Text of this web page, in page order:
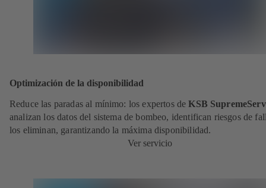
Optimización de la disponibilidad
Reduce las paradas al mínimo: los expertos deKSB SupremeServ
analizan los datos del sistema de bombeo, identifican riesgos de
los eliminan, garantizando la máxima disponibilidad.
Ver servicio